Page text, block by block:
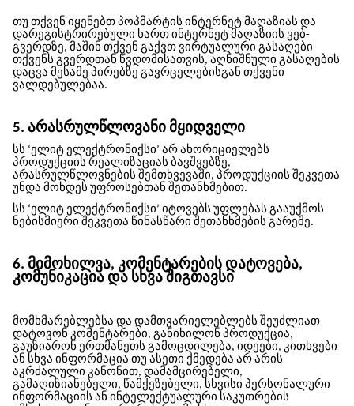
თუ თქვენ იყენებთ პოპმარტის ინტერნეტ მაღაზიას და
დარეგისტრირებული ხართ ინტერნეტ მაღაზიის ვებ-
გვერდზე, მაშინ თქვენ გაქვთ ვირტუალური გასაღები
თქვენს გვერდთან წვდომისათვის, აღნიშნული გასაღების
დაცვა მესამე პირებზე გავრცელებისგან თქვენი
ვალდებულებაა.
5. არასრულწლოვანი მყიდველი
სს ‘ელიტ ელექტრონიქსი’ არ ახორიციელებს
პროდუქციის რეალიზაციას ბავშვებზე,
არასრულწლოვნების შემთხვევაში, პროდუქციის შეკვეთა
უნდა მოხდეს უფროსებთან შეთანხმებით.
სს ‘ელიტ ელექტრონიქსი’ იტოვებს უფლებას გააუქმოს
ნებისმიერი შეკვეთა წინასწარი შეთანხმების გარეშე.
6. მიმოხილვა, კომენტარების დატოვება,
კომუნიკაცია და სხვა შიგთავსი
მომხმარებლებსა და დამთვარიელებლებს შეუძლიათ
დატოვონ კომენტარები, განიხილონ პროდუქცია,
გაუზიარონ ერთმანეთს გამოცდილება, იდეები, კითხვები
ან სხვა ინფორმაცია თუ ასეთი ქმედება არ არის
აკრძალული კანონით, დამამცირებელი,
გამაღიზიანებელი, წამქეზებელი, სხვისი პერსონალური
ინფორმაციის ან ინტელექტუალური საკუთრების